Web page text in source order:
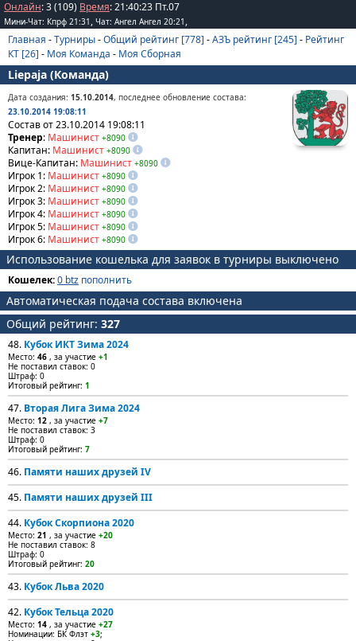
Онлайн: 3 (109) Время:21:40:23 Пт.07
Мини-Чат: Кпрф 21:31 , Чат: Ангел Ангел 20:21 ,
Главная -Турниры-Общий рейтинг [778] -АЗЪ рейтинг [245] - Рейтинг
КТ [26] - Моя Команда - Моя Сборная
Liepaja (Команда)
Дата создания: 15.10.2014, последнее обновление состава:
23.10.2014 19:08:11
Состав от 23.10.2014 19:08:11
Тренер: Машинист +8090
Капитан: Машинист +8090
Вице-Капитан: Машинист +8090
Игрок 1: Машинист +8090
Игрок 2: Машинист +8090
Игрок 3: Машинист +8090
Игрок 4: Машинист +8090
Игрок 5: Машинист +8090
Игрок 6: Машинист +8090
Использование кошелька для заявок в турниры выключено
Кошелек:0 btz пополнить
Автоматическая подача состава включена
Общий рейтинг: 327
48. Кубок ИКТ Зима 2024
Место: 46 , за участие +1
Не поставил ставок: 0
Штраф: 0
Итоговый рейтинг: 1
47. Вторая Лига Зима 2024
Место: 12 , за участие +7
Не поставил ставок: 3
Штраф: 0
Итоговый рейтинг: 7
46. Памяти наших друзей IV
45. Памяти наших друзей III
44. Кубок Скорпиона 2020
Место: 21 , за участие +20
Не поставил ставок: 8
Штраф: 0
Итоговый рейтинг: 20
43. Кубок Льва 2020
42. Кубок Тельца 2020
Место: 14 , за участие +27
Номинации: БК Флэт +3;